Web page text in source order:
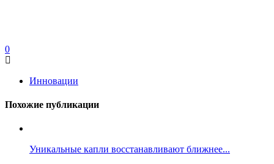
0
Инновации
Похожие публикации
Уникальные капли восстанавливают ближнее...